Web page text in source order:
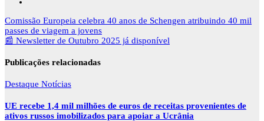
Navegação
de
artigos
Comissão Europeia celebra 40 anos de Schengen atribuindo 40 mil
passes de viagem a jovens
📰 Newsletter de Outubro 2025 já disponível
Publicações relacionadas
Destaque Notícias
UE recebe 1,4 mil milhões de euros de receitas provenientes de
ativos russos imobilizados para apoiar a Ucrânia